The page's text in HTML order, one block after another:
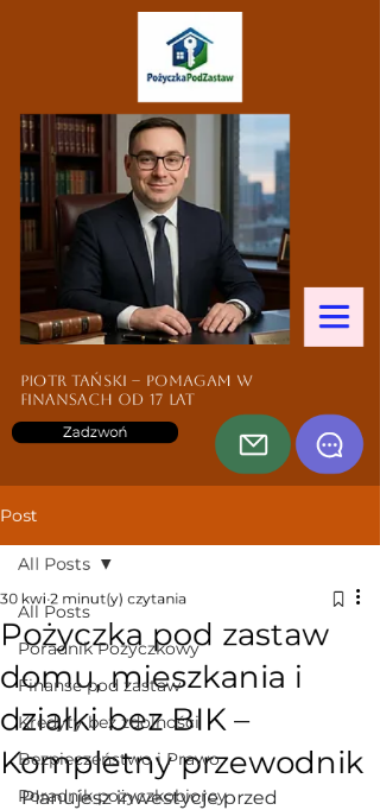
Zadzwoń
Piotr Tański – pomagam w
finansach od 17 lat
Post
All Posts
Poradnik Pożyczkowy
Finanse pod zastaw
Kredyty bez zdolności
Bezpieczeństwo i Prawo
Poradnik pożyczkobiorcy
All Posts
Pożyczka pod zastaw
domu, mieszkania i
działki bez BIK –
Kompletny przewodnik
30 kwi 2 minut(y) czytania
Planujesz inwestycje przed